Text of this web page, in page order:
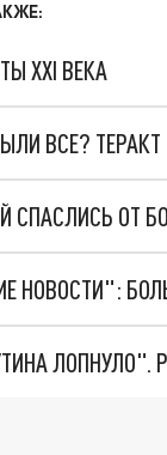
XXI ВЕКА
ВСЕ?
СПАСЛИСЬ ОТ